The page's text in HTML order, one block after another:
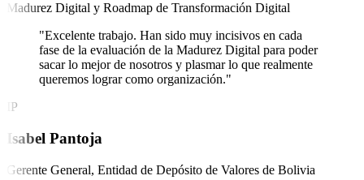
Madurez Digital y Roadmap de Transformación Digital
"Excelente trabajo. Han sido muy incisivos en cada
fase de la evaluación de la Madurez Digital para poder
sacar lo mejor de nosotros y plasmar lo que realmente
queremos lograr como organización."
IP
Isabel Pantoja
Gerente General, Entidad de Depósito de Valores de Bolivia